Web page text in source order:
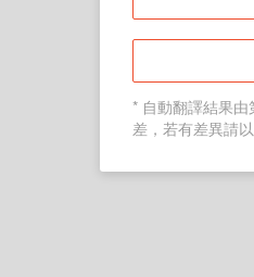
* 自動翻譯結果
差，若有差異請以